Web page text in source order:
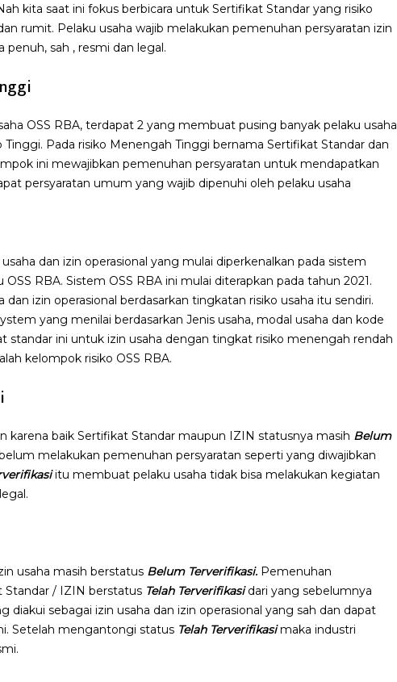
kita saat ini fokus berbicara untuk Sertifikat Standar yang risiko
rumit. Pelaku usaha wajib melakukan pemenuhan persyaratan izin
penuh, sah , resmi dan legal.
OSS RBA, terdapat 2 yang membuat pusing banyak pelaku usaha
Pada risiko Menengah Tinggi bernama Sertifikat Standar dan
ini mewajibkan pemenuhan persyaratan untuk mendapatkan
persyaratan umum yang wajib dipenuhi oleh pelaku usaha
dan izin operasional yang mulai diperkenalkan pada sistem
RBA. Sistem OSS RBA ini mulai diterapkan pada tahun 2021.
izin operasional berdasarkan tingkatan risiko usaha itu sendiri.
yang menilai berdasarkan Jenis usaha, modal usaha dan kode
standar ini untuk izin usaha dengan tingkat risiko menengah rendah
kelompok risiko OSS RBA.
karena baik Sertifikat Standar maupun IZIN statusnya masih Belum
melakukan pemenuhan persyaratan seperti yang diwajibkan
itu membuat pelaku usaha tidak bisa melakukan kegiatan
usaha masih berstatus Belum Terverifikasi. Pemenuhan
Standar / IZIN berstatus Telah Terverifikasidari yang sebelumnya
diakui sebagai izin usaha dan izin operasional yang sah dan dapat
Setelah mengantongi status Telah Terverifikasimaka industri